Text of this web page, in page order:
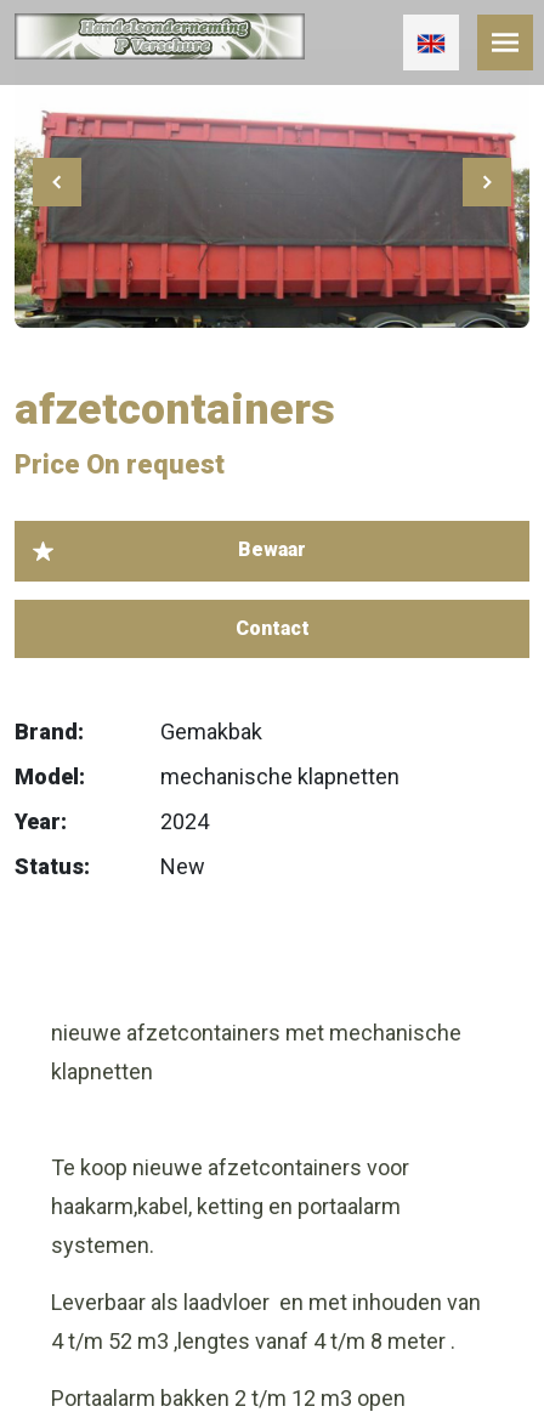
afzetcontainers
Price On request
Contact
Brand:
Gemakbak
Model:
mechanische klapnetten
Year:
2024
Status:
New
nieuwe afzetcontainers met mechanische
klapnetten
Te koop nieuwe afzetcontainers voor
haakarm,kabel, ketting en portaalarm
systemen.
Leverbaar als laadvloer en met inhouden van
4 t/m 52 m3 ,lengtes vanaf 4 t/m 8 meter .
Portaalarm bakken 2 t/m 12 m3 open